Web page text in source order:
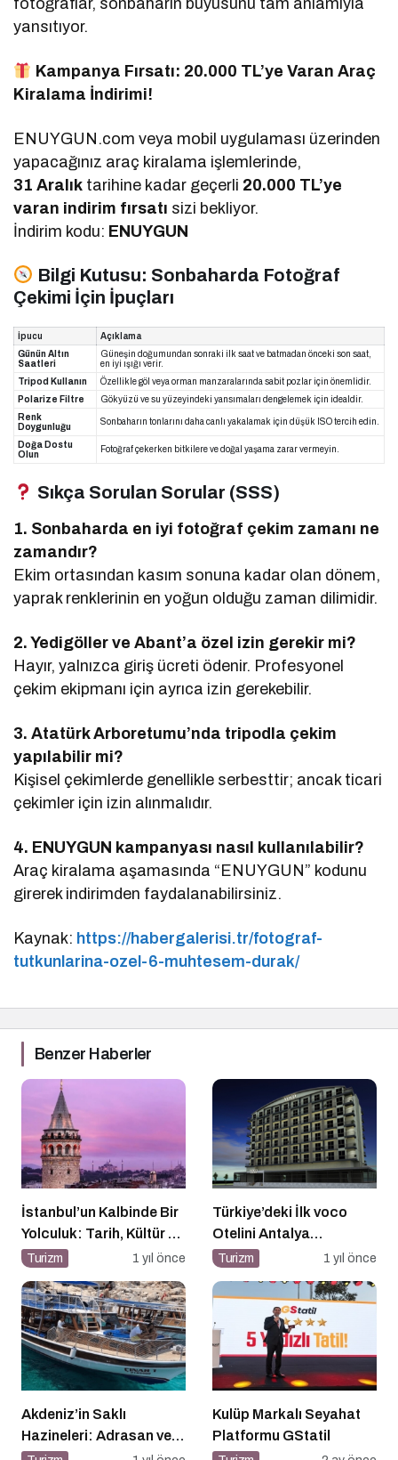
yansıtıyor.
Kampanya Fırsatı: 20.000 TL’ye Varan Araç
Kiralama İndirimi!
ENUYGUN.com veya mobil uygulaması üzerinden
yapacağınız araç kiralama işlemlerinde,
31 Aralık tarihine kadar geçerli 20.000 TL’ye
varan indirim fırsatı sizi bekliyor.
İndirim kodu: ENUYGUN
Bilgi Kutusu: Sonbaharda Fotoğraf
Çekimi İçin İpuçları
İpucu
Açıklama
Günün Altın
Saatleri
Güneşin doğumundan sonraki ilk saat ve batmadan önceki son saat,
en iyi ışığı verir.
Tripod Kullanın
Özellikle göl veya orman manzaralarında sabit pozlar için önemlidir.
Polarize Filtre
Gökyüzü ve su yüzeyindeki yansımaları dengelemek için idealdir.
Renk
Doygunluğu
Sonbaharın tonlarını daha canlı yakalamak için düşük ISO tercih edin.
Doğa Dostu
Olun
Fotoğraf çekerken bitkilere ve doğal yaşama zarar vermeyin.
Sıkça Sorulan Sorular (SSS)
1. Sonbaharda en iyi fotoğraf çekim zamanı ne
zamandır?
Ekim ortasından kasım sonuna kadar olan dönem,
yaprak renklerinin en yoğun olduğu zaman dilimidir.
2. Yedigöller ve Abant’a özel izin gerekir mi?
Hayır, yalnızca giriş ücreti ödenir. Profesyonel
çekim ekipmanı için ayrıca izin gerekebilir.
3. Atatürk Arboretumu’nda tripodla çekim
yapılabilir mi?
Kişisel çekimlerde genellikle serbesttir; ancak ticari
çekimler için izin alınmalıdır.
4. ENUYGUN kampanyası nasıl kullanılabilir?
Araç kiralama aşamasında “ENUYGUN” kodunu
girerek indirimden faydalanabilirsiniz.
Kaynak: https://habergalerisi.tr/fotograf-
tutkunlarina-ozel-6-muhtesem-durak/
Benzer Haberler
İstanbul’un Kalbinde Bir
Yolculuk: Tarih, Kültür ve
Manzaranın Buluşma
Turizm 1 yıl önce
Türkiye’deki İlk voco
Otelini Antalya
Konyaaltı’nda Açıyor
Turizm 1 yıl önce
Akdeniz’in Saklı
Hazineleri: Adrasan ve
Kulüp Markalı Seyahat
Platformu GStatil